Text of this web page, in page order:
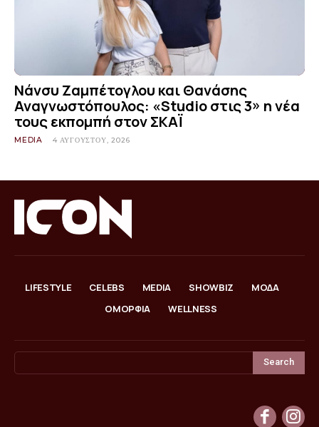
Νάνσυ Ζαμπέτογλου και Θανάσης
Αναγνωστόπουλος: «Studio στις 3» η νέα
τους εκπομπή στον ΣΚΑΪ
MEDIA 4 ΑΥΓΟΎΣΤΟΥ, 2026
LIFESTYLE CELEBS MEDIA SHOWBIZ
ΜΟΔΑ
ΟΜΟΡΦΙΑ
WELLNESS
Search